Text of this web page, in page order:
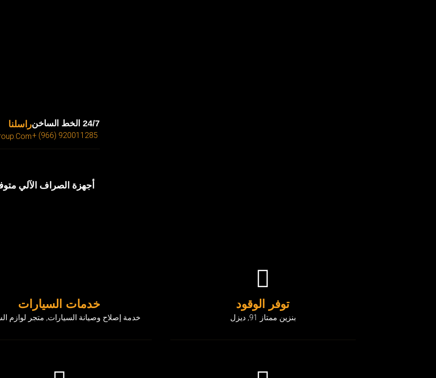
24/7 الخط الساخن راسلنا
أجهزة الصراف الآلي
توفر الوقود
بنزين ممتاز 91, ديزل
خدمات السيارات
خدمة إصلاح وصيانة السيارات, متجر لوازم